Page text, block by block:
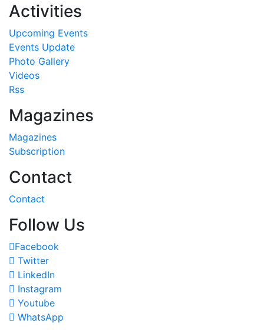
Activities
Upcoming Events
Events Update
Photo Gallery
Videos
Rss
Magazines
Magazines
Subscription
Contact
Contact
Follow Us
Facebook
Twitter
LinkedIn
Instagram
Youtube
WhatsApp